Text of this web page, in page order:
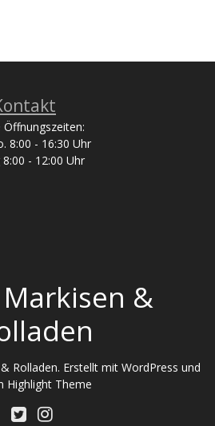
Öffnungszeiten:
8:00 - 16:30 Uhr
- 12:00 Uhr
&
Rolladen. Erstellt mit WordPress und
Highlight Theme